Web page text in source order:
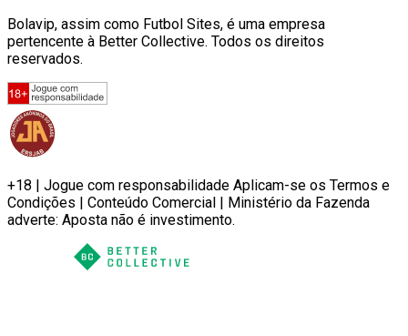
Bolavip, assim como Futbol Sites, é uma empresa
pertencente à Better Collective. Todos os direitos
reservados.
+18 | Jogue com responsabilidade Aplicam-se os Termos e
Condições | Conteúdo Comercial | Ministério da Fazenda
adverte: Aposta não é investimento.